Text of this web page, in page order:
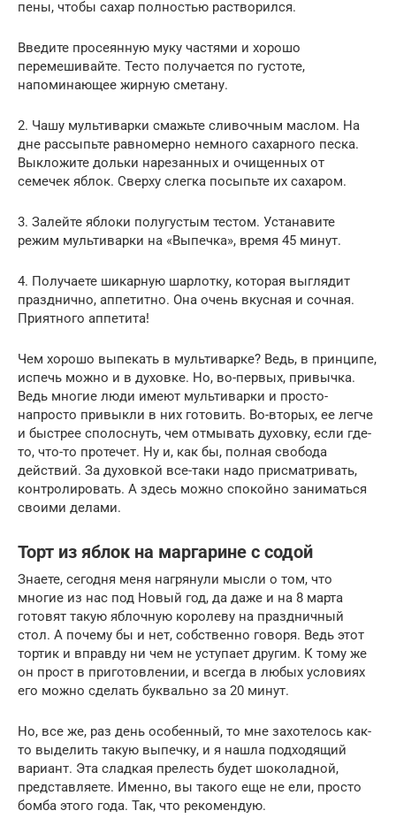
пены, чтобы сахар полностью растворился.
Введите просеянную муку частями и хорошо
перемешивайте. Тесто получается по густоте,
напоминающее жирную сметану.
2. Чашу мультиварки смажьте сливочным маслом. На
дне рассыпьте равномерно немного сахарного песка.
Выкложите дольки нарезанных и очищенных от
семечек яблок. Сверху слегка посыпьте их сахаром.
3. Залейте яблоки полугустым тестом. Устанавите
режим мультиварки на «Выпечка», время 45 минут.
4. Получаете шикарную шарлотку, которая выглядит
празднично, аппетитно. Она очень вкусная и сочная.
Приятного аппетита!
Чем хорошо выпекать в мультиварке? Ведь, в принципе,
испечь можно и в духовке. Но, во-первых, привычка.
Ведь многие люди имеют мультиварки и просто-
напросто привыкли в них готовить. Во-вторых, ее легче
и быстрее сполоснуть, чем отмывать духовку, если где-
то, что-то протечет. Ну и, как бы, полная свобода
действий. За духовкой все-таки надо присматривать,
контролировать. А здесь можно спокойно заниматься
своими делами.
Торт из яблок на маргарине с содой
Знаете, сегодня меня нагрянули мысли о том, что
многие из нас под Новый год, да даже и на 8 марта
готовят такую яблочную королеву на праздничный
стол. А почему бы и нет, собственно говоря. Ведь этот
тортик и вправду ни чем не уступает другим. К тому же
он прост в приготовлении, и всегда в любых условиях
его можно сделать буквально за 20 минут.
Но, все же, раз день особенный, то мне захотелось как-
то выделить такую выпечку, и я нашла подходящий
вариант. Эта сладкая прелесть будет шоколадной,
представляете. Именно, вы такого еще не ели, просто
бомба этого года. Так, что рекомендую.